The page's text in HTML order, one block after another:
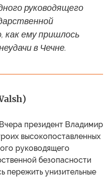
руководящего
как ему пришлось
в Чечне.
президент Владимир
высокопоставленных
руководящего
безопасности
пережить унизительные